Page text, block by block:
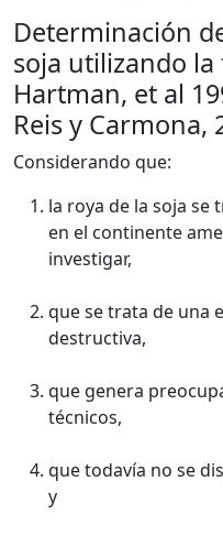
Determinación
soja utilizando
Hartman, et al
Reis y Carmona,
Considerando que:
la roya de la soja se
en el continente
investigar,
que se trata de una
destructiva,
que genera
técnicos,
que todavía no se
y